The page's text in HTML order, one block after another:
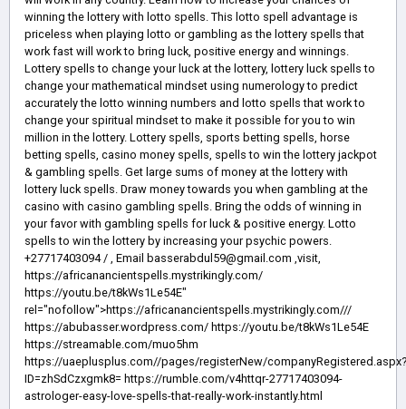
winning the lottery with lotto spells. This lotto spell advantage is
priceless when playing lotto or gambling as the lottery spells that
work fast will work to bring luck, positive energy and winnings.
Lottery spells to change your luck at the lottery, lottery luck spells to
change your mathematical mindset using numerology to predict
accurately the lotto winning numbers and lotto spells that work to
change your spiritual mindset to make it possible for you to win
million in the lottery. Lottery spells, sports betting spells, horse
betting spells, casino money spells, spells to win the lottery jackpot
& gambling spells. Get large sums of money at the lottery with
lottery luck spells. Draw money towards you when gambling at the
casino with casino gambling spells. Bring the odds of winning in
your favor with gambling spells for luck & positive energy. Lotto
spells to win the lottery by increasing your psychic powers.
+27717403094 / , Email basserabdul59@gmail.com ,visit,
https://africanancientspells.mystrikingly.com/
https://youtu.be/t8kWs1Le54E"
rel="nofollow">https://africanancientspells.mystrikingly.com///
https://abubasser.wordpress.com/ https://youtu.be/t8kWs1Le54E
https://streamable.com/muo5hm
https://uaeplusplus.com//pages/registerNew/companyRegistered.aspx?
ID=zhSdCzxgmk8= https://rumble.com/v4httqr-27717403094-
astrologer-easy-love-spells-that-really-work-instantly.html